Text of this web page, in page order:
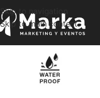
Skip to navigation
Skip to main content